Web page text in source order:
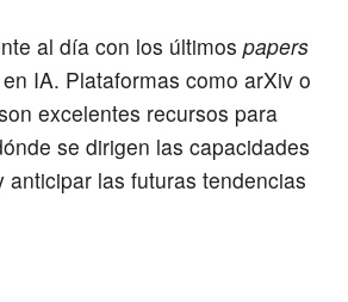
al día con los últimos papers
IA. Plataformas como arXiv o
excelentes recursos para
se dirigen las capacidades
anticipar las futuras tendencias